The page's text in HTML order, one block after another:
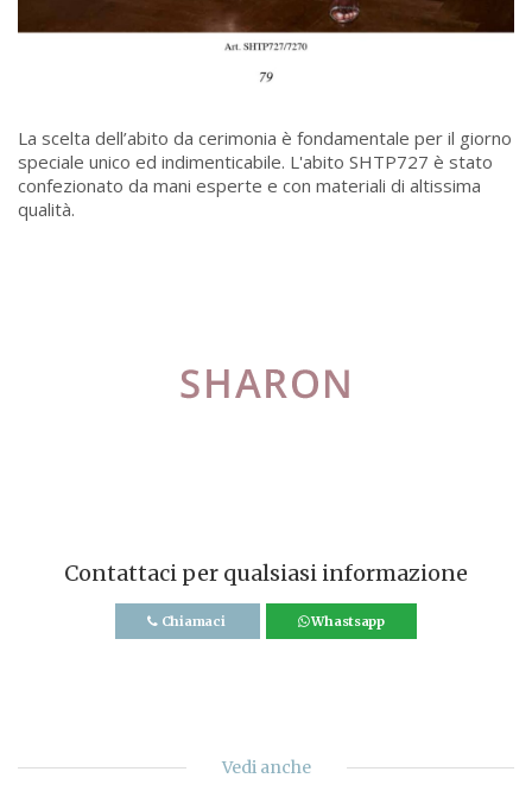
La scelta dell’abito da cerimonia è fondamentale per il giorno
speciale unico ed indimenticabile. L'abito SHTP727 è stato
confezionato da mani esperte e con materiali di altissima
qualità.
Contattaci per qualsiasi informazione
Chiamaci Whastsapp
Vedi anche